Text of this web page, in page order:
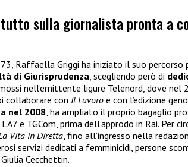
sulla giornalista pronta a
Raffaella Griggi ha iniziato il suo percorso
di Giurisprudenza , scegliendo però di
nell’emittente ligure Telenord, dove nel
collaborare con Il Lavoro e con l’edizione
nel 2008 , ha ampliato il proprio bagaglio
e TGCom, prima dell’approdo in Rai. Per
Vita in Diretta , fino all’ingresso nella
servizi dedicati a femminicidi, persone
Cecchettin.